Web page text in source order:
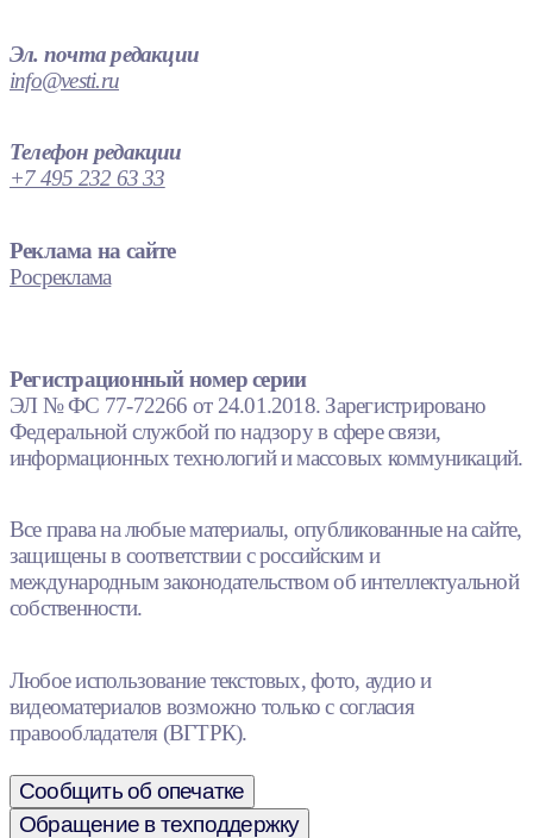
Эл. почта редакции
info@vesti.ru
Телефон редакции
+7 495 232 63 33
Реклама на сайте
Росреклама
Регистрационный номер серии
ЭЛ № ФС 77-72266 от 24.01.2018. Зарегистрировано
Федеральной службой по надзору в сфере связи,
информационных технологий и массовых коммуникаций.
Все права на любые материалы, опубликованные на сайте,
защищены в соответствии с российским и
международным законодательством об интеллектуальной
собственности.
Любое использование текстовых, фото, аудио и
видеоматериалов возможно только с согласия
правообладателя (ВГТРК).
Сообщить об опечатке
Обращение в техподдержку